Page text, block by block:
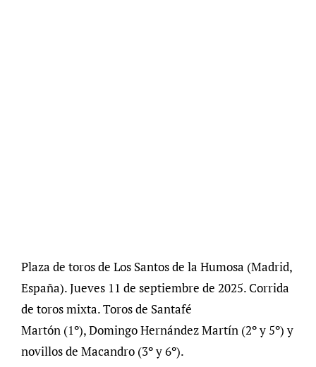
Plaza de toros de Los Santos de la Humosa (Madrid,
España). Jueves 11 de septiembre de 2025. Corrida
de toros mixta. Toros de Santafé
Martón (1º), Domingo Hernández Martín (2º y 5º) y
novillos de Macandro (3º y 6º).